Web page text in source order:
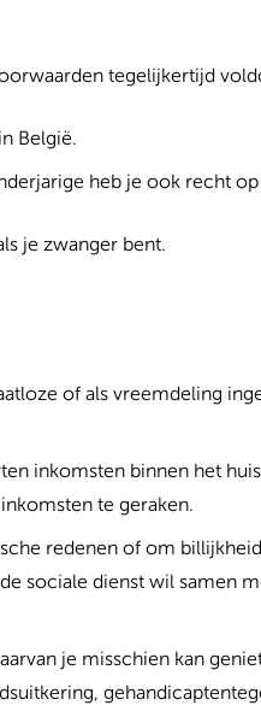
tegelijkertijd
België.
heb je ook recht
je zwanger bent.
of als vreemdeling
inkomsten binnen het
te geraken.
redenen of om
sociale dienst wil samen
je misschien kan